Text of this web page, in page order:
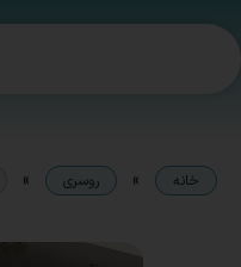
خانه » روسری »